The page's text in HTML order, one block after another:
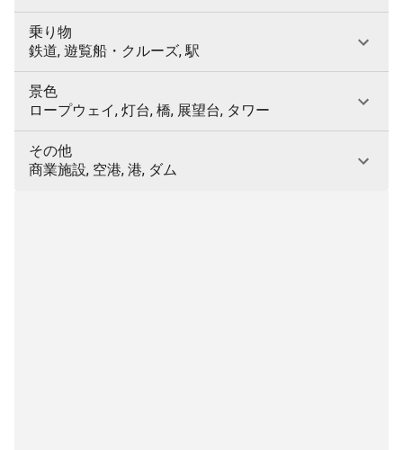
乗り物
鉄道, 遊覧船・クルーズ, 駅
景色
ロープウェイ, 灯台, 橋, 展望台, タワー
その他
商業施設, 空港, 港, ダム